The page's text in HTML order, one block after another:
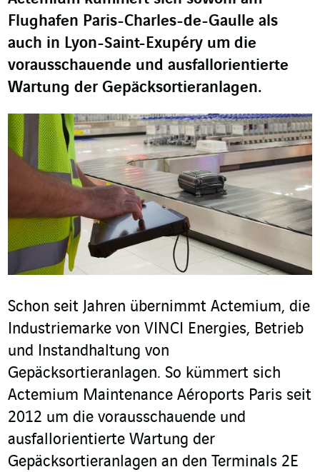
Flughafen Paris-Charles-de-Gaulle als
auch in Lyon-Saint-Exupéry um die
vorausschauende und ausfallorientierte
Wartung der Gepäcksortieranlagen.
Schon seit Jahren übernimmt Actemium, die
Industriemarke von VINCI Energies, Betrieb
und Instandhaltung von
Gepäcksortieranlagen. So kümmert sich
Actemium Maintenance Aéroports Paris seit
2012 um die vorausschauende und
ausfallorientierte Wartung der
Gepäcksortieranlagen an den Terminals 2E